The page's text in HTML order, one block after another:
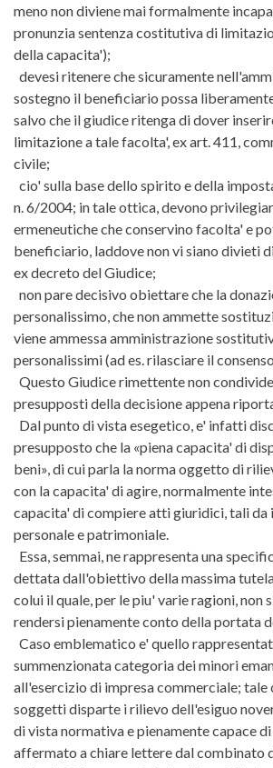
meno non diviene mai formalmente
pronunzia sentenza costitutiva di
della capacita');
devesi ritenere che sicuramente
sostegno il beneficiario possa
salvo che il giudice ritenga di dover
limitazione a tale facolta', ex art. 411,
civile;
cio' sulla base dello spirito e della
n. 6/2004; in tale ottica, devono
ermeneutiche che conservino facolta' e
beneficiario, laddove non vi siano divieti
ex decreto del Giudice;
non pare decisivo obiettare che la
personalissimo, che non ammette
viene ammessa amministrazione
personalissimi (ad es. rilasciare il
Questo Giudice rimettente non
presupposti della decisione appena
Dal punto di vista esegetico, e' infatti
presupposto che la «piena capacita' di
beni», di cui parla la norma oggetto di
con la capacita' di agire, normalmente
capacita' di compiere atti giuridici, tali da
personale e patrimoniale.
Essa, semmai, ne rappresenta una
dettata dall'obiettivo della massima
colui il quale, per le piu' varie ragioni, non
rendersi pienamente conto della portata
Caso emblematico e' quello
summenzionata categoria dei minori
all'esercizio di impresa commerciale; tale
soggetti disparte i rilievo dell'esiguo
di vista normativa e pienamente capace
affermato a chiare lettere dal combinato